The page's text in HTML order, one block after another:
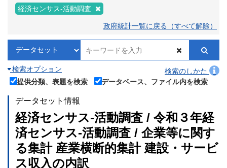
経済センサス‐活動調査
政府統計一覧に戻る（すべて解除）
検索オプション
検索のしかた
提供分類、表題を検索
データベース、ファイル内を検索
データセット情報
経済センサス‐活動調査 / 令和３年経
済センサス‐活動調査 / 企業等に関す
る集計 産業横断的集計 建設・サービ
ス収入の内訳